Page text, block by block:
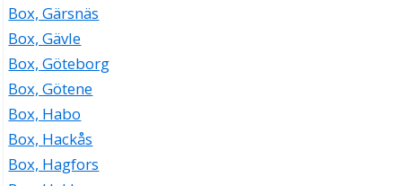
Box, Gärsnäs
Box, Gävle
Box, Göteborg
Box, Götene
Box, Habo
Box, Hackås
Box, Hagfors